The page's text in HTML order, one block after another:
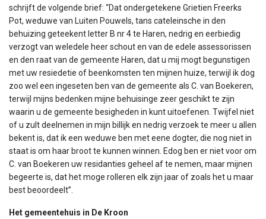
schrijft de volgende brief: “Dat ondergetekene Grietien Freerks
Pot, weduwe van Luiten Pouwels, tans cateleinsche in den
behuizing geteekent letter B nr 4 te Haren, nedrig en eerbiedig
verzogt van weledele heer schout en van de edele assessorissen
en den raat van de gemeente Haren, dat u mij mogt begunstigen
met uw resiedetie of beenkomsten ten mijnen huize, terwijl ik dog
zoo wel een ingeseten ben van de gemeente als C. van Boekeren,
terwijl mijns bedenken mijne behuisinge zeer geschikt te zijn
waarin u de gemeente besigheden in kunt uitoefenen. Twijfel niet
of u zult deelnemen in mijn billijk en nedrig verzoek te meer u allen
bekent is, dat ik een weduwe ben met eene dogter, die nog niet in
staat is om haar broot te kunnen winnen. Edog ben er niet voor om
C. van Boekeren uw residanties geheel af te nemen, maar mijnen
begeerte is, dat het moge rolleren elk zijn jaar of zoals het u maar
best beoordeelt”.
Het gemeentehuis in De Kroon